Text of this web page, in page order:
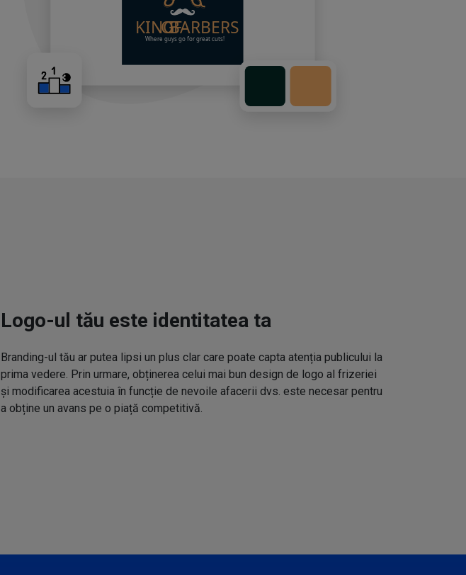
Logo-ul tău este identitatea ta
Branding-ul tău ar putea lipsi un plus clar care poate capta atenția publicului la
prima vedere. Prin urmare, obținerea celui mai bun design de logo al frizeriei
și modificarea acestuia în funcție de nevoile afacerii dvs. este necesar pentru
a obține un avans pe o piață competitivă.